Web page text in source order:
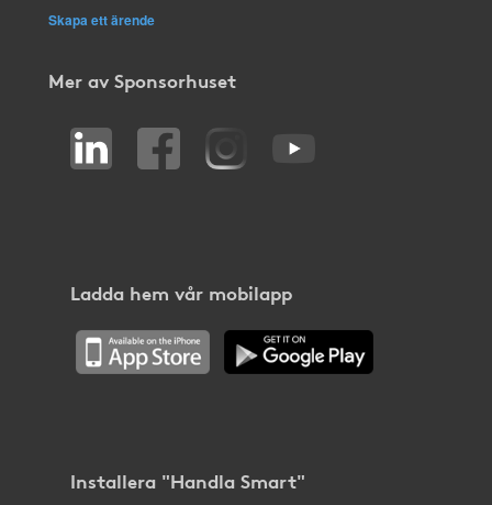
Skapa ett ärende
Mer av Sponsorhuset
Ladda hem vår mobilapp
Installera "Handla Smart"